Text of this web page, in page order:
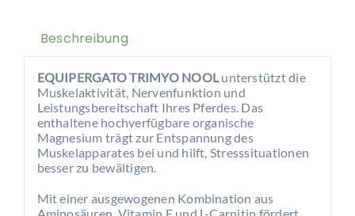
Beschreibung
EQUIPERGATO TRIMYO NOOL unterstützt die
Muskelaktivität, Nervenfunktion und
Leistungsbereitschaft Ihres Pferdes. Das
enthaltene hochverfügbare organische
Magnesium trägt zur Entspannung des
Muskelapparates bei und hilft, Stresssituationen
besser zu bewältigen.
Mit einer ausgewogenen Kombination aus
Aminosäuren, Vitamin E und L-Carnitin fördert